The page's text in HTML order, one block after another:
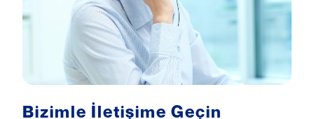
Bizimle İletişime Geçin